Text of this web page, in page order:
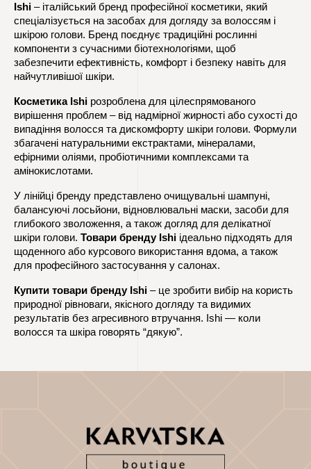
Ishi – італійський бренд професійної косметики, який
спеціалізується на засобах для догляду за волоссям і
шкірою голови. Бренд поєднує традиційні рослинні
компоненти з сучасними біотехнологіями, щоб
забезпечити ефективність, комфорт і безпеку навіть для
найчутливішої шкіри.
Косметика Ishi розроблена для цілеспрямованого
вирішення проблем – від надмірної жирності або сухості до
випадіння волосся та дискомфорту шкіри голови. Формули
збагачені натуральними екстрактами, мінералами,
ефірними оліями, пробіотичними комплексами та
амінокислотами.
У лінійці бренду представлено очищувальні шампуні,
балансуючі лосьйони, відновлювальні маски, засоби для
глибокого зволоження, а також догляд для делікатної
шкіри голови. Товари бренду Ishi ідеально підходять для
щоденного або курсового використання вдома, а також
для професійного застосування у салонах.
Купити товари бренду Ishi – це зробити вибір на користь
природної рівноваги, якісного догляду та видимих
результатів без агресивного втручання. Ishi — коли
волосся та шкіра говорять “дякую”.